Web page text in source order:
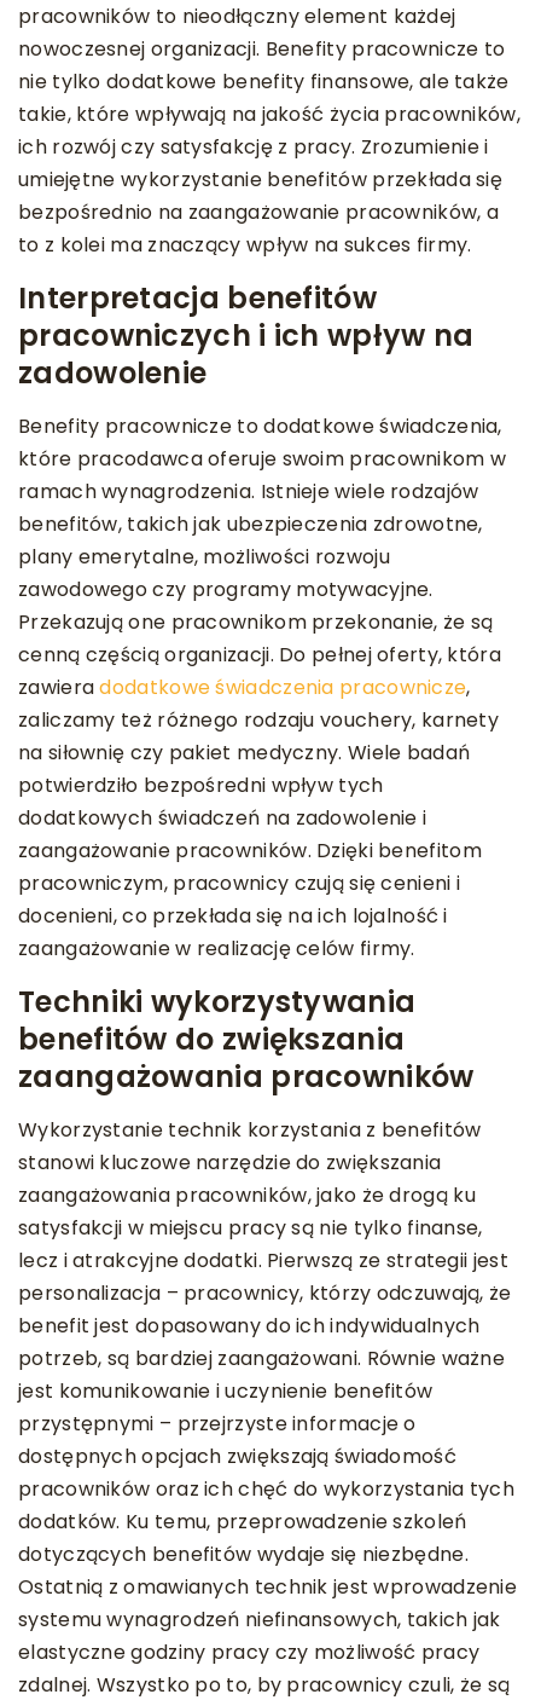
pracowników to nieodłączny element każdej
nowoczesnej organizacji. Benefity pracownicze to
nie tylko dodatkowe benefity finansowe, ale także
takie, które wpływają na jakość życia pracowników,
ich rozwój czy satysfakcję z pracy. Zrozumienie i
umiejętne wykorzystanie benefitów przekłada się
bezpośrednio na zaangażowanie pracowników, a
to z kolei ma znaczący wpływ na sukces firmy.
Interpretacja benefitów
pracowniczych i ich wpływ na
zadowolenie
Benefity pracownicze to dodatkowe świadczenia,
które pracodawca oferuje swoim pracownikom w
ramach wynagrodzenia. Istnieje wiele rodzajów
benefitów, takich jak ubezpieczenia zdrowotne,
plany emerytalne, możliwości rozwoju
zawodowego czy programy motywacyjne.
Przekazują one pracownikom przekonanie, że są
cenną częścią organizacji. Do pełnej oferty, która
zawieradodatkowe świadczenia pracownicze,
zaliczamy też różnego rodzaju vouchery, karnety
na siłownię czy pakiet medyczny. Wiele badań
potwierdziło bezpośredni wpływ tych
dodatkowych świadczeń na zadowolenie i
zaangażowanie pracowników. Dzięki benefitom
pracowniczym, pracownicy czują się cenieni i
docenieni, co przekłada się na ich lojalność i
zaangażowanie w realizację celów firmy.
Techniki wykorzystywania
benefitów do zwiększania
zaangażowania pracowników
Wykorzystanie technik korzystania z benefitów
stanowi kluczowe narzędzie do zwiększania
zaangażowania pracowników, jako że drogą ku
satysfakcji w miejscu pracy są nie tylko finanse,
lecz i atrakcyjne dodatki. Pierwszą ze strategii jest
personalizacja – pracownicy, którzy odczuwają, że
benefit jest dopasowany do ich indywidualnych
potrzeb, są bardziej zaangażowani. Równie ważne
jest komunikowanie i uczynienie benefitów
przystępnymi – przejrzyste informacje o
dostępnych opcjach zwiększają świadomość
pracowników oraz ich chęć do wykorzystania tych
dodatków. Ku temu, przeprowadzenie szkoleń
dotyczących benefitów wydaje się niezbędne.
Ostatnią z omawianych technik jest wprowadzenie
systemu wynagrodzeń niefinansowych, takich jak
elastyczne godziny pracy czy możliwość pracy
zdalnej. Wszystko po to, by pracownicy czuli, że są